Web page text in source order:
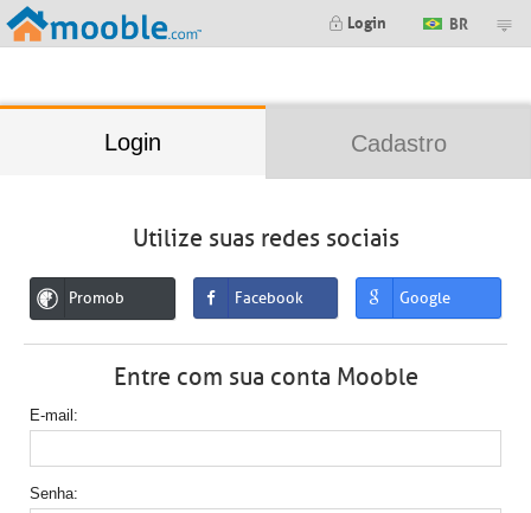
Login BR
Login Cadastro
Utilize suas redes sociais
Promob Facebook Google
Entre com sua conta Mooble
E-mail
Senha